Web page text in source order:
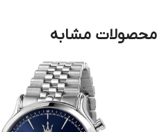
محصولات مشابه